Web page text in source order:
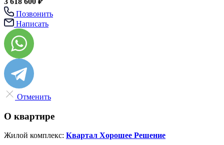
Позвонить
Написать
Отменить
О квартире
Жилой комплекс: Квартал Хорошее Решение